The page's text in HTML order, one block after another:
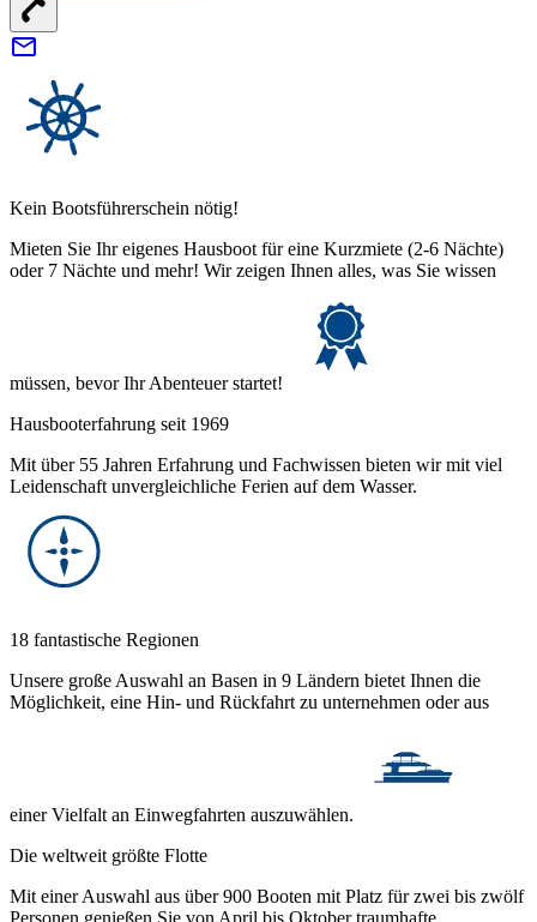
Kein Bootsführerschein nötig!
Mieten Sie Ihr eigenes Hausboot für eine Kurzmiete (2-6 Nächte)
oder 7 Nächte und mehr! Wir zeigen Ihnen alles, was Sie wissen
müssen, bevor Ihr Abenteuer startet!
Hausbooterfahrung seit 1969
Mit über 55 Jahren Erfahrung und Fachwissen bieten wir mit viel
Leidenschaft unvergleichliche Ferien auf dem Wasser.
18 fantastische Regionen
Unsere große Auswahl an Basen in 9 Ländern bietet Ihnen die
Möglichkeit, eine Hin- und Rückfahrt zu unternehmen oder aus
einer Vielfalt an Einwegfahrten auszuwählen.
Die weltweit größte Flotte
Mit einer Auswahl aus über 900 Booten mit Platz für zwei bis zwölf
Personen genießen Sie von April bis Oktober traumhafte